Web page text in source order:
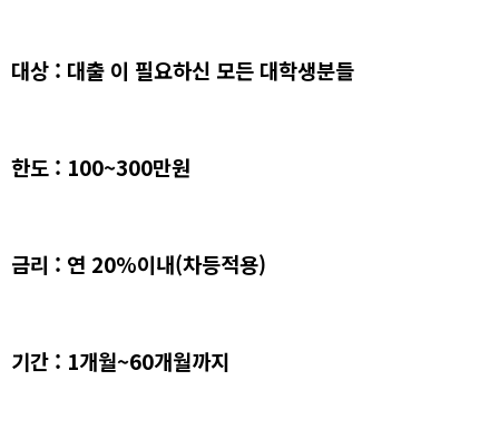
대상 : 대출 이 필요하신 모든 대학생분들
한도 : 100~300만원
금리 : 연 20%이내(차등적용)
기간 : 1개월~60개월까지